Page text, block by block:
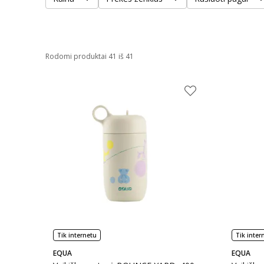
Rodomi produktai 41 iš 41
Tik internetu
EQUA
Tik
EQUA